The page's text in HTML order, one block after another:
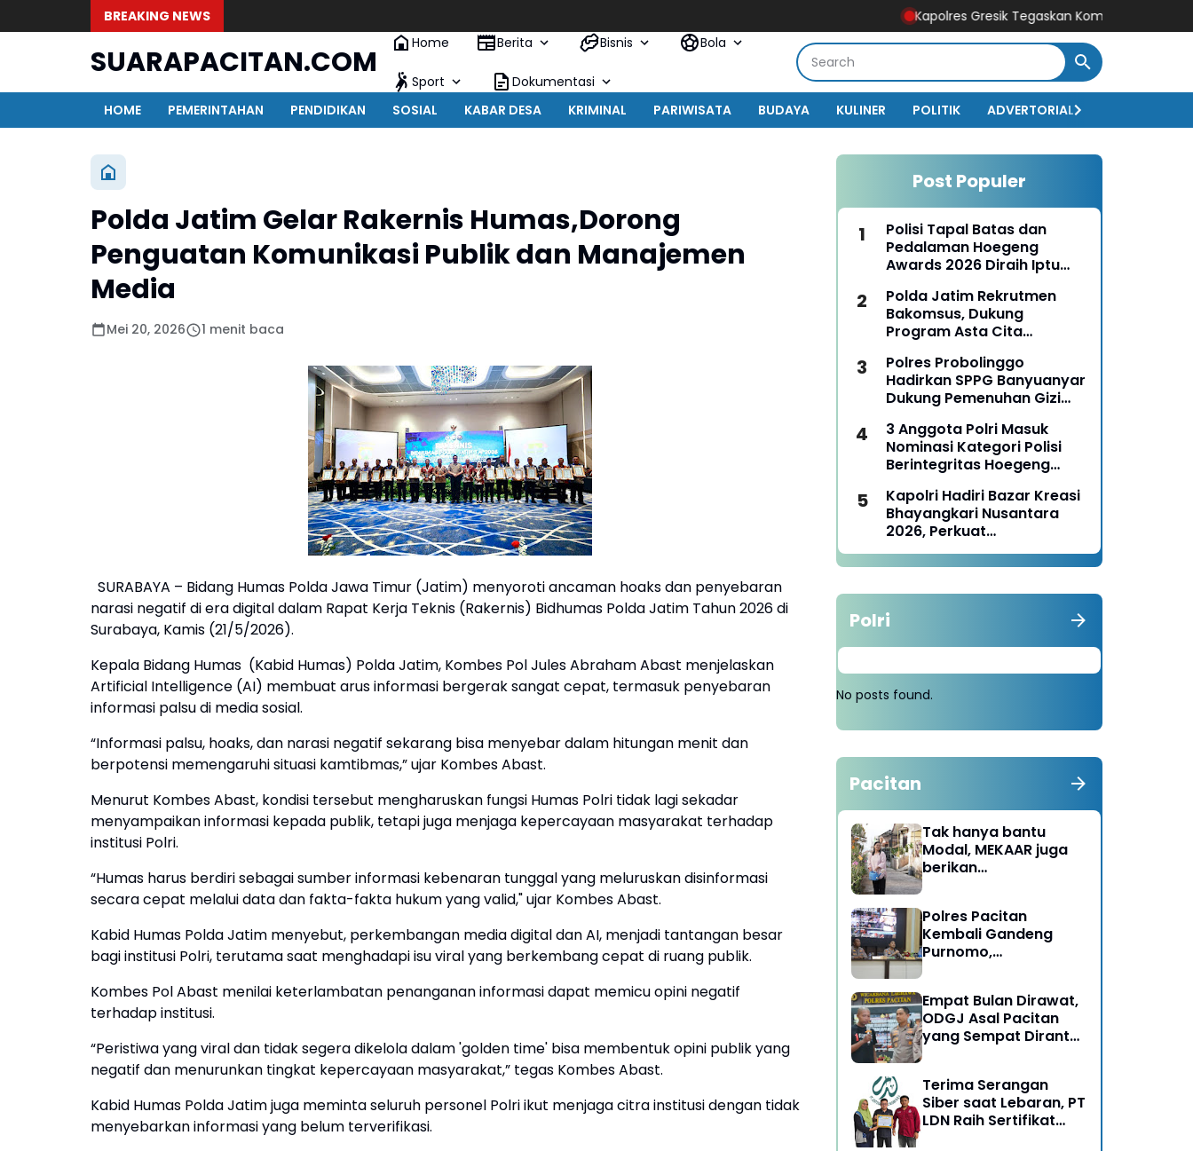
BREAKING NEWS Kapolres Gresik Tegaskan Komitmen Polri Dukung
SUARAPACITAN.COM
Home Berita Bisnis Bola
Sport
Dokumentasi
HOME
PEMERINTAHAN PENDIDIKAN SOSIAL KABAR DESA KRIMINAL PARIWISATA BUDAYA KULINER POLITIK ADVERTORIAL
Polda Jatim Gelar Rakernis Humas,Dorong
Penguatan Komunikasi Publik dan Manajemen
Media
Mei 20, 2026 1 menit baca
SURABAYA – Bidang Humas Polda Jawa Timur (Jatim) menyoroti ancaman hoaks dan penyebaran
narasi negatif di era digital dalam Rapat Kerja Teknis (Rakernis) Bidhumas Polda Jatim Tahun 2026 di
Surabaya, Kamis (21/5/2026).
Kepala Bidang Humas (Kabid Humas) Polda Jatim, Kombes Pol Jules Abraham Abast menjelaskan
Artificial Intelligence (AI) membuat arus informasi bergerak sangat cepat, termasuk penyebaran
informasi palsu di media sosial.
“Informasi palsu, hoaks, dan narasi negatif sekarang bisa menyebar dalam hitungan menit dan
berpotensi memengaruhi situasi kamtibmas,” ujar Kombes Abast.
Menurut Kombes Abast, kondisi tersebut mengharuskan fungsi Humas Polri tidak lagi sekadar
menyampaikan informasi kepada publik, tetapi juga menjaga kepercayaan masyarakat terhadap
institusi Polri.
“Humas harus berdiri sebagai sumber informasi kebenaran tunggal yang meluruskan disinformasi
secara cepat melalui data dan fakta-fakta hukum yang valid," ujar Kombes Abast.
Kabid Humas Polda Jatim menyebut, perkembangan media digital dan AI, menjadi tantangan besar
bagi institusi Polri, terutama saat menghadapi isu viral yang berkembang cepat di ruang publik.
Kombes Pol Abast menilai keterlambatan penanganan informasi dapat memicu opini negatif
terhadap institusi.
“Peristiwa yang viral dan tidak segera dikelola dalam 'golden time' bisa membentuk opini publik yang
negatif dan menurunkan tingkat kepercayaan masyarakat,” tegas Kombes Abast.
Kabid Humas Polda Jatim juga meminta seluruh personel Polri ikut menjaga citra institusi dengan tidak
menyebarkan informasi yang belum terverifikasi.
Post Populer
Polisi Tapal Batas dan
Pedalaman Hoegeng
Awards 2026 Diraih Iptu
Pengabdian Humanis di
Nduga
Polda Jatim Rekrutmen
Bakomsus, Dukung
Program Asta Cita
Polres Probolinggo
Hadirkan SPPG Banyuanyar
Dukung Pemenuhan Gizi
3 Anggota Polri Masuk
Nominasi Kategori Polisi
Berintegritas Hoegeng
Kapolri Hadiri Bazar Kreasi
Bhayangkari Nusantara
2026, Perkuat
Pemberdayaan UMKM dan
Budaya Lokal
Polri
No posts found.
Pacitan
Tak hanya bantu
Modal, MEKAAR juga
berikan
Dapur Tetap Ngebul
Polres Pacitan
Kembali Gandeng
Purnomo,
Rehabilitasi
Empat Bulan Dirawat,
ODGJ Asal Pacitan
yang Sempat Dirantai
Terima Serangan
Siber saat Lebaran, PT
LDN Raih Sertifikat